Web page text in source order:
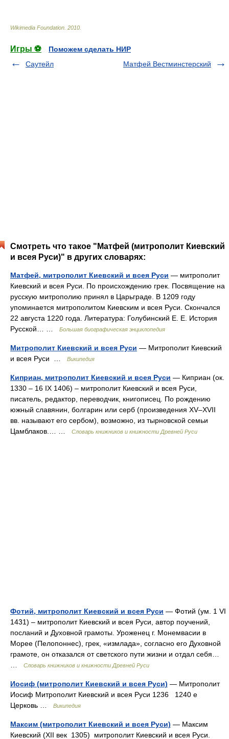
Wikimedia Foundation 2010
Игры ⚽
Поможем сделать НИР
Саутейл
Матфей Вестминстерский
Смотреть что такое "Матфей (митрополит Киевский
и всея Руси)" в других словарях:
Матфей, митрополит Киевский и всея Руси — митрополит
Киевский и всея Руси. По происхождению грек. Посвящение на
русскую митрополию принял в Царьграде. В 1209 году
упоминается митрополитом Киевским и всея Руси. Скончался
22 августа 1220 года. Литература: Голубинский Е. Е. История
Русской… …
Большая биографическая энциклопедия
Митрополит Киевский и всея Руси — Митрополит Киевский
и всея Руси …
Википедия
Киприан, митрополит Киевский и всея Руси — Киприан (ок.
1330 – 16 IX 1406) – митрополит Киевский и всея Руси,
писатель, редактор, переводчик, книгописец. По рождению
южный славянин, болгарин или серб (произведения XV–XVII
вв. называют его сербом), возможно, из тырновской семьи
Цамблаков.… …
Словарь книжников и книжности Древней Руси
Фотий, митрополит Киевский и всея Руси — Фотий (ум. 1 VI
1431) – митрополит Киевский и всея Руси, автор поучений,
посланий и Духовной грамоты. Уроженец г. Монемвасии в
Морее (Пелопоннес), грек, «измлада», согласно его Духовной
грамоте, он отказался от светского пути жизни и отдал себя…
Словарь книжников и книжности Древней Руси
Иосиф (митрополит Киевский и всея Руси) — Митрополит
Иосиф Митрополит Киевский и всея Руси 1236 1240 е
Церковь …
Википедия
Максим (митрополит Киевский и всея Руси) — Максим
Киевский (XII век 1305) митрополит Киевский и всея Руси.